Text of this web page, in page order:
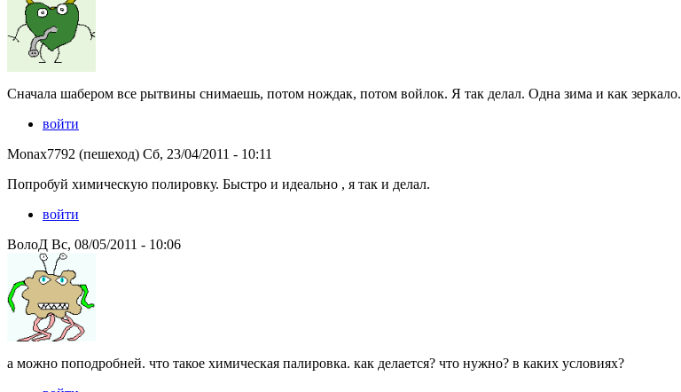
Сначала шабером все рытвины снимаешь, потом нождак, потом войлок. Я так делал. Одна зима и как зеркало.
войти
Monax7792 (пешеход) Сб, 23/04/2011 - 10:11
Попробуй химическую полировку. Быстро и идеально , я так и делал.
войти
ВолоД Вс, 08/05/2011 - 10:06
а можно поподробней. что такое химическая палировка. как делается? что нужно? в каких условиях?